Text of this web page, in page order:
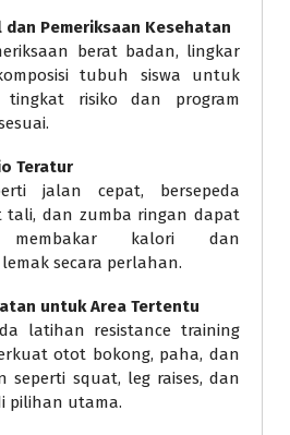
dan Pemeriksaan Kesehatan
berat badan, lingkar
tubuh siswa untuk
tingkat risiko dan program
Teratur
jalan cepat, bersepeda
tali, dan zumba ringan dapat
membakar kalori dan
secara perlahan.
untuk Area Tertentu
latihan resistance training
otot bokong, paha, dan
seperti squat, leg raises, dan
pilihan utama.